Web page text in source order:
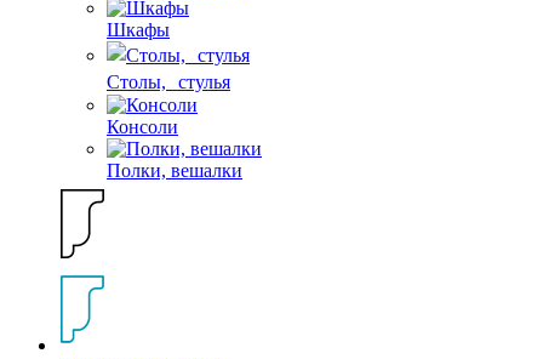
Шкафы
Столы, стулья
Консоли
Полки, вешалки